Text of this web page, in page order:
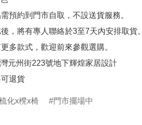
預約到門市自取，不設送貨服務。
，將有專人聯絡於3至7天內安排取貨。
多款式，歡迎前來參觀選購。
元州街223號地下輝煌家居設計
退貨
化x櫈x椅 門市擺場中